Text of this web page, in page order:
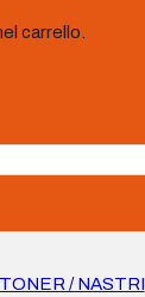
carrello.
/ NASTRI